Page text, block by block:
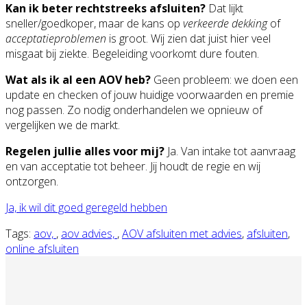
Kan ik beter rechtstreeks afsluiten? Dat lijkt
sneller/goedkoper, maar de kans op verkeerde dekkingof
acceptatieproblemen is groot. Wij zien dat juist hier veel
misgaat bij ziekte. Begeleiding voorkomt dure fouten.
Wat als ik al een AOV heb? Geen probleem: we doen een
update en checken of jouw huidige voorwaarden en premie
nog passen. Zo nodig onderhandelen we opnieuw of
vergelijken we de markt.
Regelen jullie alles voor mij? Ja. Van intake tot aanvraag
en van acceptatie tot beheer. Jij houdt de regie en wij
ontzorgen.
Ja, ik wil dit goed geregeld hebben
Tags: aov, , aov advies, ,AOV afsluiten met advies, afsluiten,
online afsluiten